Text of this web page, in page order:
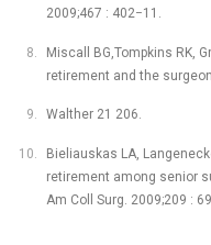
2009;467 : 402−11.
Miscall BG,Tompkins RK,
retirement and the
Walther 21 206.
Bieliauskas LA,
retirement among senior
Am Coll Surg. 2009;209 :